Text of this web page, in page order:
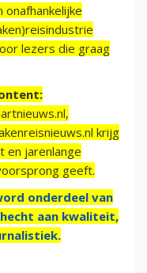
lezers die graag
krijg
en jarenlange
geeft.
onderdeel van
aan kwaliteit,